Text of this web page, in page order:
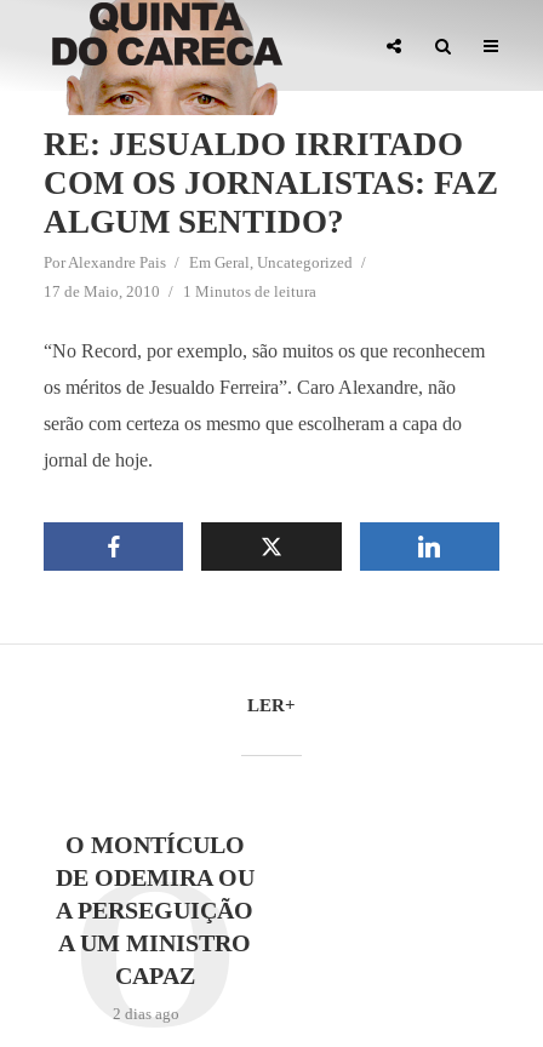
RE: JESUALDO IRRITADO
COM OS JORNALISTAS: FAZ
ALGUM SENTIDO?
PorAlexandre Pais Em Geral, Uncategorized
17 de Maio, 2010
1 Minutos de leitura
“No Record, por exemplo, são muitos os que reconhecem
os méritos de Jesualdo Ferreira”. Caro Alexandre, não
serão com certeza os mesmo que escolheram a capa do
jornal de hoje.
LER+
O MONTÍCULO
DE ODEMIRA OU
A PERSEGUIÇÃO
A UM MINISTRO
CAPAZ
2 dias ago
O